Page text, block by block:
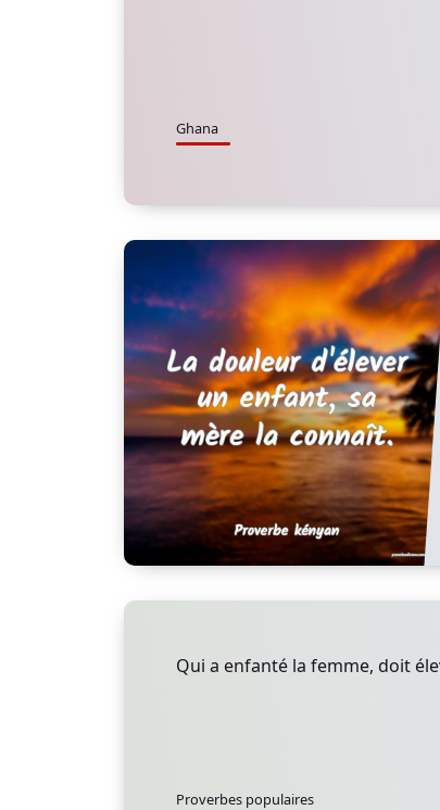
Ghana
Qui a enfanté la femme, doit
Proverbes populaires